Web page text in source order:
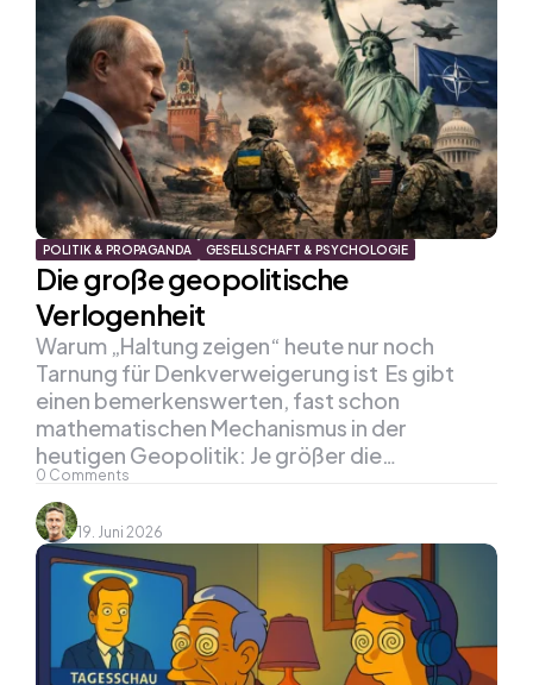
POLITIK & PROPAGANDA GESELLSCHAFT & PSYCHOLOGIE
Die große geopolitische
Verlogenheit
0 Comments
Warum „Haltung zeigen“ heute nur noch
Tarnung für Denkverweigerung ist Es gibt
einen bemerkenswerten, fast schon
mathematischen Mechanismus in der
heutigen Geopolitik: Je größer die…
19. Juni 2026